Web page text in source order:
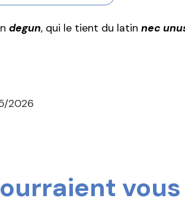
degun, qui le tient du latin nec
2026